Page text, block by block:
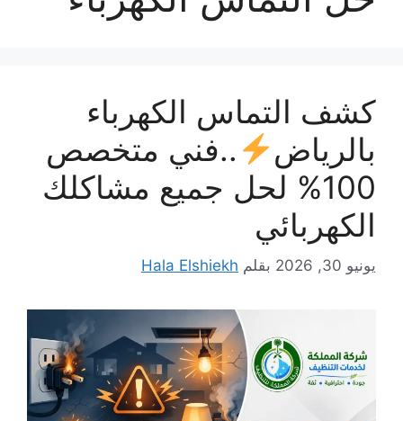
كشف التماس الكهرباء
بالرياض
..فني متخصص
100% لحل جميع مشاكلك
الكهربائي
يونيو 30, 2026 بقلم Hala Elshiekh